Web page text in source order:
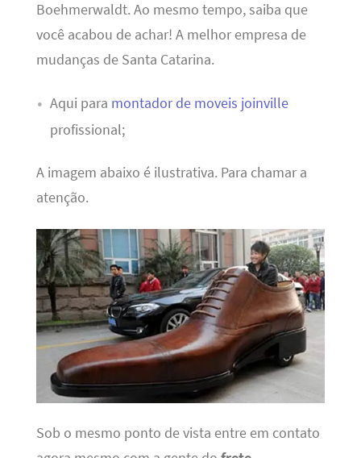
Boehmerwaldt. Ao mesmo tempo, saiba que
você acabou de achar! A melhor empresa de
mudanças de Santa Catarina.
Aqui para montador de moveis joinville
profissional;
A imagem abaixo é ilustrativa. Para chamar a
atenção.
Sob o mesmo ponto de vista entre em contato